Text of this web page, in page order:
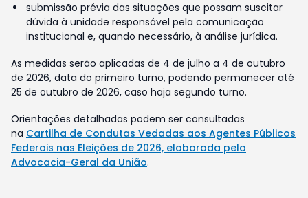
submissão prévia das situações que possam suscitar
dúvida à unidade responsável pela comunicação
institucional e, quando necessário, à análise jurídica.
As medidas serão aplicadas de 4 de julho a 4 de outubro
de 2026, data do primeiro turno, podendo permanecer até
25 de outubro de 2026, caso haja segundo turno.
Orientações detalhadas podem ser consultadas
na Cartilha de Condutas Vedadas aos Agentes Públicos
Federais nas Eleições de 2026, elaborada pela
Advocacia-Geral da União.